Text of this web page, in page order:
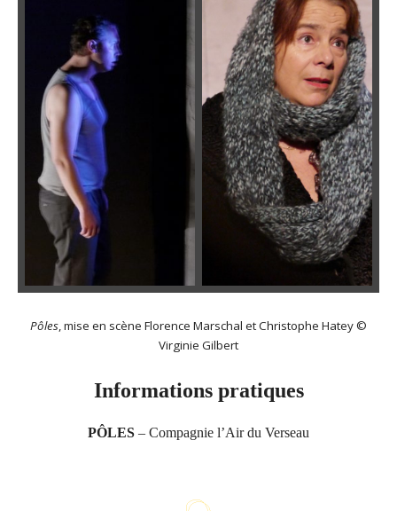
Pôles, mise en scène Florence Marschal et Christophe Hatey ©
Virginie Gilbert
Informations pratiques
PÔLES – Compagnie l’Air du Verseau